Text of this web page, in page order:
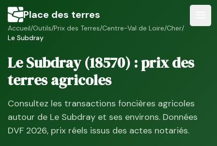
Place des terres
Accueil/Outils/Prix des Terres/Centre-Val de Loire/Cher/
Le Subdray
Le Subdray(18570) : prix des
terres agricoles
Consultez les transactions foncières agricoles
autour de Le Subdray et ses environs. Données
DVF 2026, prix réels issus des actes notariés.